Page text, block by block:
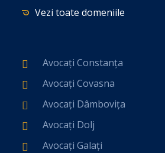
Vezi toate domeniile
Avocați Constanța
Avocați Covasna
Avocați Dâmbovița
Avocați Dolj
Avocați Galați